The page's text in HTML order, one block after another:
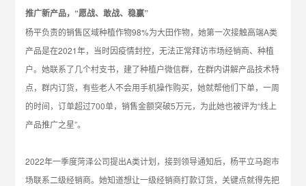
推广新产品，“愿战、敢战、稳赢”
杨平负责的销售区域种植作物98%为大田作物，她第一次接触高端A类
产品是在2021年，当时因疫情封控，无法正常拜访市场经销商、种植
户。她联系了几个村支书，建了种植户微信群，在群内讲解产品技术特
点，群内订货，有些老人不会用手机操作购买，她就帮他们下单，一周
的时间，订单超过700单，销售金额突破5万元，为此她也被评为“线上
产品推广之星”。
2022年一季度菏泽公司提出A类计划，接到领导通知后，杨平立马跑市
场联系二级经销商。她知道想让一级经销商打款订货，关键点就得先把